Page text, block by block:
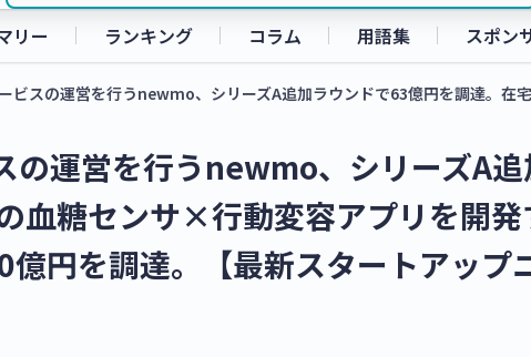
リー ランキング コラム 用語集 スポン
ビスの運営を行うnewmo、シリーズA追加ラウンドで63億円を調達。
の運営を行うnewmo、シリーズA追
血糖センサ×行動変容アプリを開発
円を調達。【最新スタートアップ